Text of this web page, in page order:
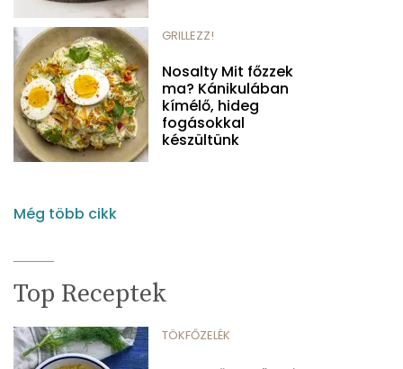
GRILLEZZ!
Nosalty Mit főzzek
ma? Kánikulában
kímélő, hideg
fogásokkal
készültünk
Még több cikk
Top Receptek
TÖKFŐZELÉK